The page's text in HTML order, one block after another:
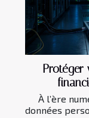
Protéger
À l’ère
données